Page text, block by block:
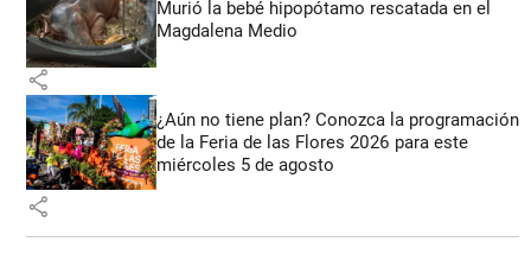
Murió la bebé hipopótamo rescatada en el
Magdalena Medio
share
¿Aún no tiene plan? Conozca la programación
de la Feria de las Flores 2026 para este
miércoles 5 de agosto
share